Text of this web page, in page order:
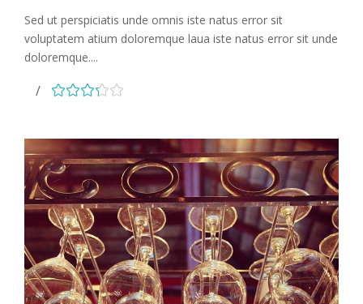
Sed ut perspiciatis unde omnis iste natus error sit
voluptatem atium doloremque laua iste natus error sit unde
doloremque....